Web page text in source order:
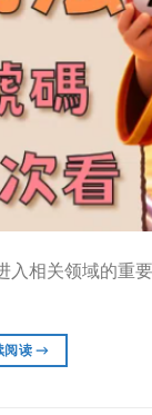
相关领域的重
阅读→